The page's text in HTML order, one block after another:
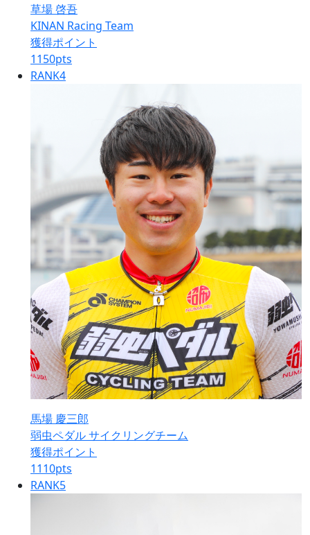
草場 啓吾
KINAN Racing Team
獲得ポイント
1150pts
RANK4
馬場 慶三郎
弱虫ペダル サイクリングチーム
獲得ポイント
1110pts
RANK5